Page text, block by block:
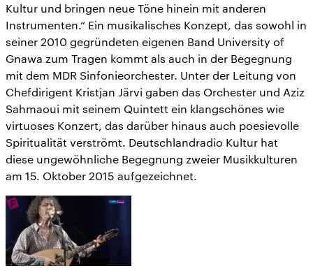
Kultur und bringen neue Töne hinein mit anderen
Instrumenten.“ Ein musikalisches Konzept, das sowohl in
seiner 2010 gegründeten eigenen Band University of
Gnawa zum Tragen kommt als auch in der Begegnung
mit dem MDR Sinfonieorchester. Unter der Leitung von
Chefdirigent Kristjan Järvi gaben das Orchester und Aziz
Sahmaoui mit seinem Quintett ein klangschönes wie
virtuoses Konzert, das darüber hinaus auch poesievolle
Spiritualität verströmt. Deutschlandradio Kultur hat
diese ungewöhnliche Begegnung zweier Musikkulturen
am 15. Oktober 2015 aufgezeichnet.